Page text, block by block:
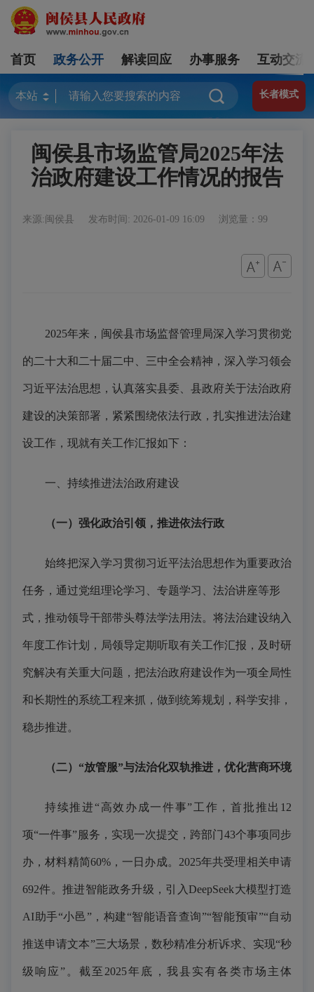
首页 政务公开 解读回应 办事服务 互动交流
长者模式
闽侯县市场监管局2025年法
治政府建设工作情况的报告
来源:闽侯县 发布时间: 2026-01-09 16:09 浏览量：99
2025年来，闽侯县市场监督管理局深入学习贯彻党
的二十大和二十届二中、三中全会精神，深入学习领会
习近平法治思想，认真落实县委、县政府关于法治政府
建设的决策部署，紧紧围绕依法行政，扎实推进法治建
设工作，现就有关工作汇报如下：
一、持续推进法治政府建设
（一）强化政治引领，推进依法行政
始终把深入学习贯彻习近平法治思想作为重要政治
任务，通过党组理论学习、专题学习、法治讲座等形
式，推动领导干部带头尊法学法用法。将法治建设纳入
年度工作计划，局领导定期听取有关工作汇报，及时研
究解决有关重大问题，把法治政府建设作为一项全局性
和长期性的系统工程来抓，做到统筹规划，科学安排，
稳步推进。
（二）“放管服”与法治化双轨推进，优化营商环境
持续推进“高效办成一件事”工作，首批推出12
项“一件事”服务，实现一次提交，跨部门43个事项同步
办，材料精简60%，一日办成。2025年共受理相关申请
692件。推进智能政务升级，引入DeepSeek大模型打造
AI助手“小邑”，构建“智能语音查询”“智能预审”“自动
推送申请文本”三大场景，数秒精准分析诉求、实现“秒
级响应”。截至2025年底，我县实有各类市场主体